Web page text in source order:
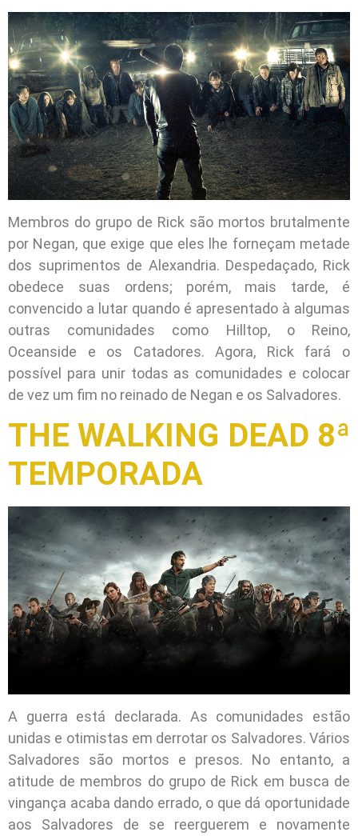
Membros do grupo de Rick são mortos brutalmente
por Negan, que exige que eles lhe forneçam metade
dos suprimentos de Alexandria. Despedaçado, Rick
obedece suas ordens; porém, mais tarde, é
convencido a lutar quando é apresentado à algumas
outras comunidades como Hilltop, o Reino,
Oceanside e os Catadores. Agora, Rick fará o
possível para unir todas as comunidades e colocar
de vez um fim no reinado de Negan e os Salvadores.
THE WALKING DEAD 8ª
TEMPORADA
A guerra está declarada. As comunidades estão
unidas e otimistas em derrotar os Salvadores. Vários
Salvadores são mortos e presos. No entanto, a
atitude de membros do grupo de Rick em busca de
vingança acaba dando errado, o que dá oportunidade
aos Salvadores de se reerguerem e novamente